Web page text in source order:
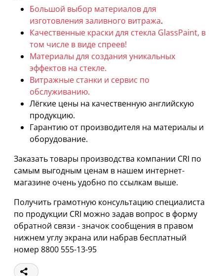
Большой выбор материалов для
изготовления заливного витража.
Качественные краски для стекла GlassPaint, в
том числе в виде спреев!
Материалы для создания уникальных
эффектов на стекле.
Витражные станки и сервис по
обслуживанию.
Лёгкие цены на качественную английскую
продукцию.
Гарантию от производителя на материалы и
оборудование.
Заказать товары производства компании CRI по
самым выгодным ценам в нашем интернет-
магазине очень удобно по ссылкам выше.
Получить грамотную консультацию специалиста
по продукции CRI можно задав вопрос в форму
обратной связи - значок сообщения в правом
нижнем углу экрана или набрав бесплатный
номер 8800 555-13-95